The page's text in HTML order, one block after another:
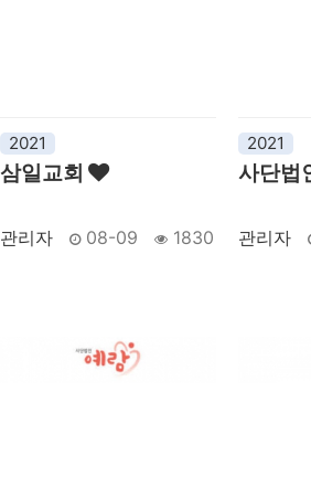
2021
삼일교회
관리자 08-09 1830
2021
사단법
관리자